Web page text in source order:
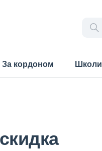
За кордоном Школи